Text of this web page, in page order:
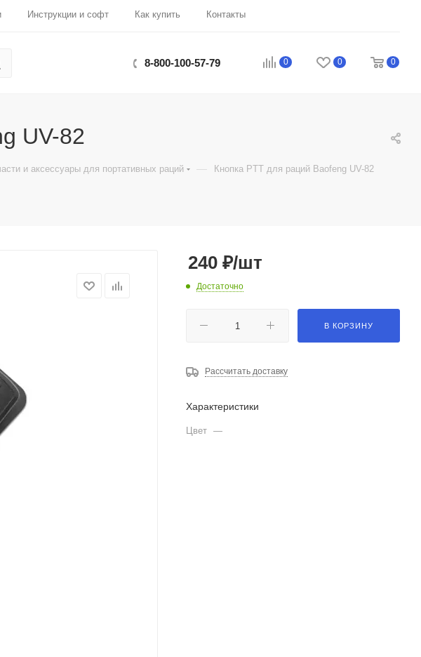
Инструкции и софт Как купить Контакты
0 0 0
8-800-100-57-79
UV-82
и аксессуары для портативных раций — Кнопка PTT для раций Baofeng UV-82
240 ₽/шт
Достаточно
В КОРЗИНУ
Рассчитать доставку
Характеристики
Цвет —